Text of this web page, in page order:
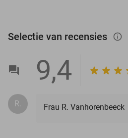
Selectie van recensies info_outlined
9,4
R. Frau R. Vanhorenbeeck